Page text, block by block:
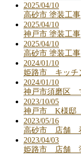
2025/04/10
高砂市 塗装工事
2025/04/10
神戸市 塗装工事
2025/04/10
高砂市 塗装工事
2024/01/10
姫路市 キッチ
2024/01/10
神戸市須磨区
2023/10/05
神戸市 K様邸
2023/05/16
高砂市 店舗
2023/04/03
姫路市 店舗